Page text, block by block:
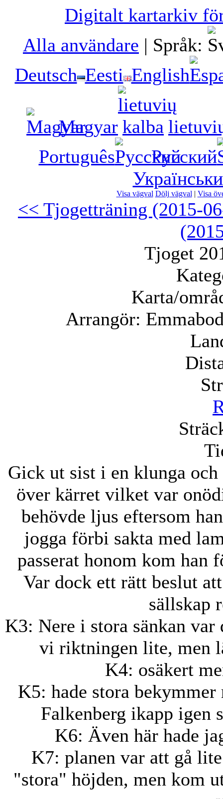
Digitalt kartarkiv
Alla användare | Språk:
Deutsch Eesti English
Magyar
Português
Русский
Visa vägval Dölj vägval | Visa
<< Tjogetträning (2015-
Tjoget
Karta/
Arrangör:
Gick ut sist i en klunga
över kärret vilket var
behövde ljus eftersom
jogga förbi sakta med
passerat honom kom han
Var dock ett rätt beslut
sällskap
K3: Nere i stora sänkan var
vi riktningen lite, men
K4: osäkert
K5: hade stora
Falkenberg ikapp igen
K6: Även här hade
K7: planen var att gå
"stora" höjden, men kom